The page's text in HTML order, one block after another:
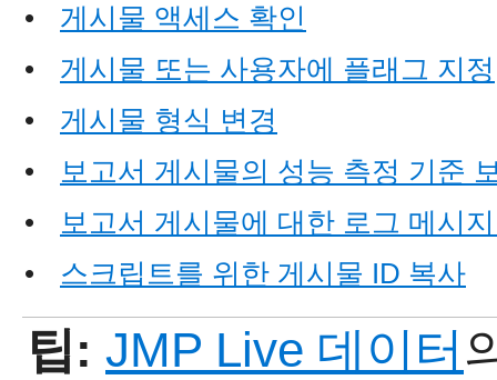
•
게시물 액세스 확인
•
게시물 또는 사용자에 플래그 지정
•
게시물 형식 변경
•
보고서 게시물의 성능 측정 기준
•
보고서 게시물에 대한 로그 메시
•
스크립트를 위한 게시물 ID 복사
팁: JMP Live 데이터